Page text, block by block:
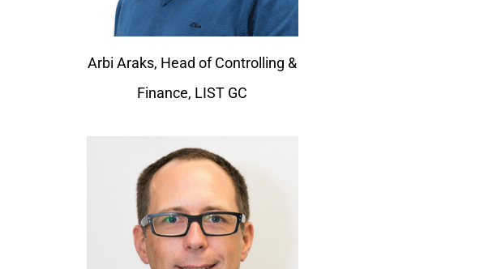
Arbi Araks, Head of Controlling &
Finance, LIST GC